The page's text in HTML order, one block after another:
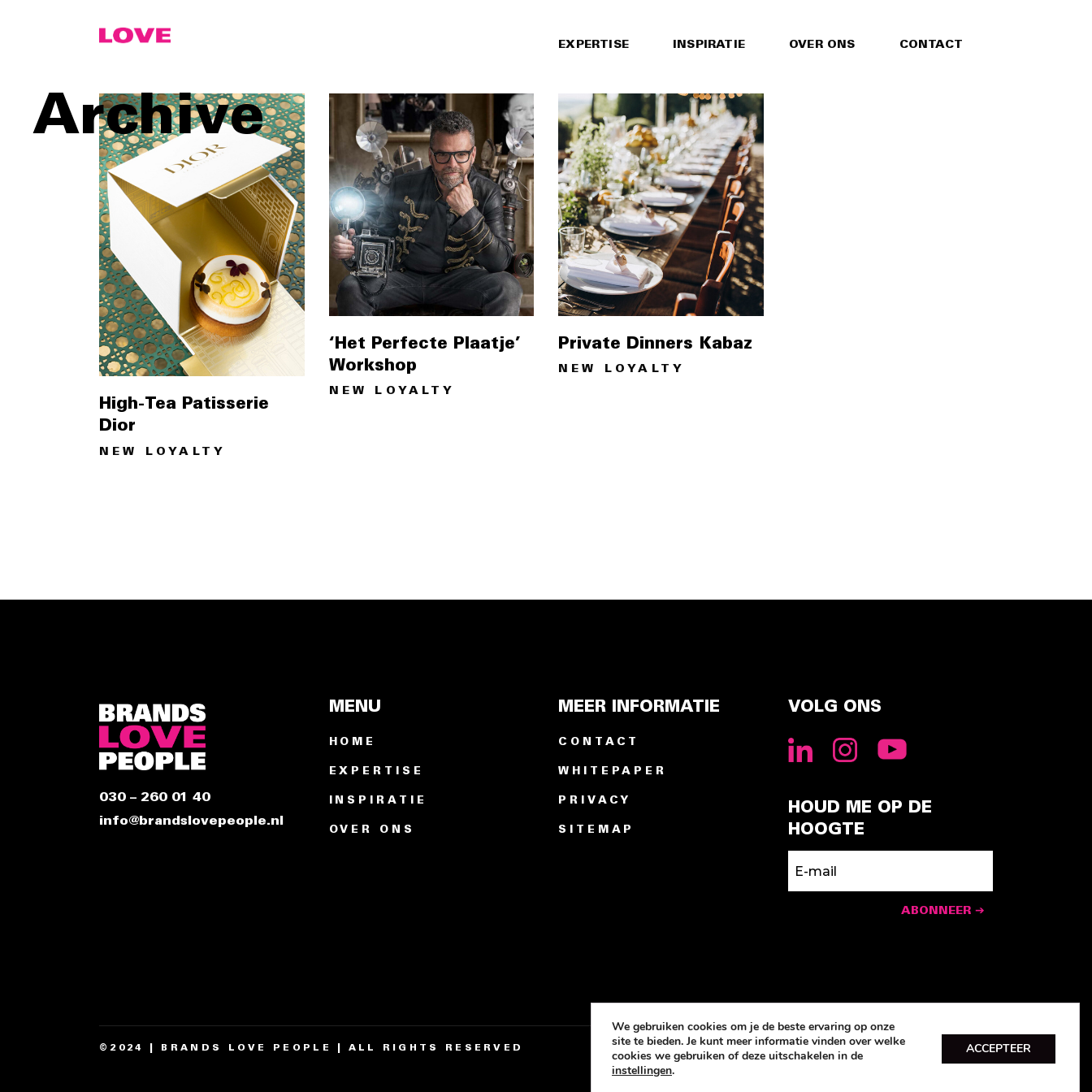
EXPERTISE INSPIRATIE OVER ONS CONTACT
Archive
High-Tea Patisserie
Dior
NEW LOYALTY
‘Het Perfecte Plaatje’
Workshop
NEW LOYALTY
Private Dinners Kabaz
NEW LOYALTY
030 – 260 01 40
info@brandslovepeople.nl
MENU
HOME
EXPERTISE
INSPIRATIE
OVER ONS
MEER INFORMATIE
CONTACT
WHITEPAPER
PRIVACY
SITEMAP
VOLG ONS
HOUD ME OP DE
HOOGTE
ABONNEER ➔
©2024 | BRANDS LOVE PEOPLE | ALL RIGHTS RESERVED
We gebruiken cookies om je de beste ervaring op onze
site te bieden. Je kunt meer informatie vinden over welke
cookies we gebruiken of deze uitschakelen in de
instellingen.
ACCEPTEER